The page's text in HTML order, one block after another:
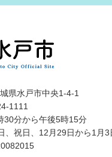
県水戸市中央1-4-1
1111
30分から午後5時15分
、祝日、12月29日から1月3